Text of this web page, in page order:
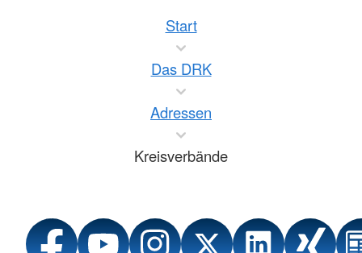
Start
Das DRK
Adressen
Kreisverbände